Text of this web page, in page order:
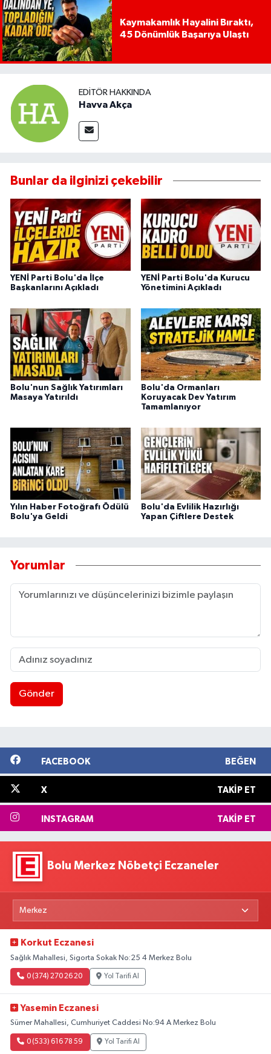
Kaymakamlık Hayalini Bıraktı,
45 Dönümlük Başarıya Ulaştı
EDITÖR HAKKINDA
Havva Akça
Bunlar da ilginizi çekebilir
YENİ Parti Bolu'da İlçe
Başkanlarını Açıkladı
YENİ Parti Bolu'da Kurucu
Yönetimini Açıkladı
Bolu'nun Sağlık Yatırımları
Masaya Yatırıldı
Bolu'da Ormanları
Koruyacak Dev Yatırım
Tamamlanıyor
Yılın Haber Fotoğrafı Ödülü
Bolu'ya Geldi
Bolu'da Evlilik Hazırlığı
Yapan Çiftlere Destek
Yorumlar
Gönder
FACEBOOK BEĞEN
X TAKIP ET
INSTAGRAM TAKIP ET
Bolu Merkez Nöbetçi Eczaneler
Korkut Eczanesi
Sağlık Mahallesi, Sigorta Sokak No:25 4 Merkez Bolu
0 (374) 270 26 20 Yol Tarifi Al
Yasemin Eczanesi
Sümer Mahallesi, Cumhuriyet Caddesi No:94 A Merkez Bolu
0 (533) 616 78 59 Yol Tarifi Al